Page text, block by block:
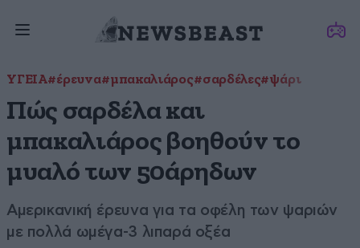
ΥΓΕΙΑ#έρευνα#μπακαλιάρος#σαρδέλες#ψάρι
Πώς σαρδέλα και
μπακαλιάρος βοηθούν το
μυαλό των 50άρηδων
Αμερικανική έρευνα για τα οφέλη των ψαριών
με πολλά ωμέγα-3 λιπαρά οξέα